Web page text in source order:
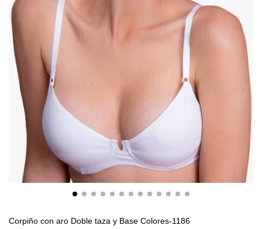
Corpiño con aro Doble taza y Base Colores-1186